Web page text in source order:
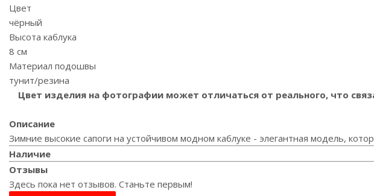
Цвет
чёрный
Высота каблука
8 см
Материал подошвы
тунит/резина
Цвет изделия на фотографии может отличаться от реального, что
Описание
Зимние высокие сапоги на устойчивом модном каблуке - элегантная модель,
Наличие
Отзывы
Здесь пока нет отзывов. Станьте первым!